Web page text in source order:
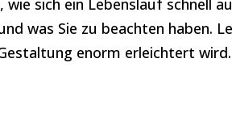
sich ein Lebenslauf schnell
was Sie zu beachten haben.
enorm erleichtert wird.